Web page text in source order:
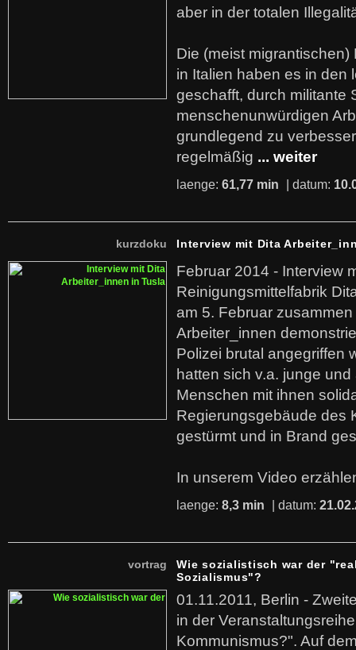
aber in der totalen
Die (meist
in Italien haben es in den
geschafft, durch militante
menschenunwürdigen
grundlegend zu
regelmäßig ... weiter
laenge: 61,77 min | datum:
kurzdoku Interview mit Dita
Februar 2014 - Interview
Reinigungsmittelfabrik
am 5. Februar
Arbeiter_innen
Polizei brutal angegriffen
hatten sich v.a. junge
Menschen mit ihnen
Regierungsgebäude des
gestürmt und in Brand
In unserem Video
laenge: 8,3 min | datum:
vortrag
Wie sozialistisch war der
Sozialismus"?
01.11.2011, Berlin -
in der
Kommunismus?". Auf